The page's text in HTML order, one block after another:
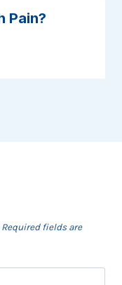
Pain?
Required fields are